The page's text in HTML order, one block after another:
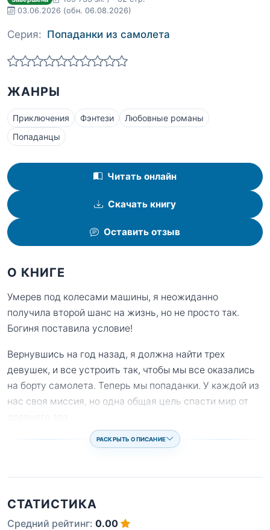
03.06.2026 (обн. 06.08.2026)
Серия: Попаданки из самолета
ЖАНРЫ
Приключения Фэнтези
Любовные романы
Попаданцы
Читать онлайн
Скачать книгу
Оставить отзыв
О КНИГЕ
Умерев под колесами машины, я неожиданно
получила второй шанс на жизнь, но не просто так.
Богиня поставила условие!
Вернувшись на год назад, я должна найти трех
девушек, и все устроить так, чтобы мы все оказались
на борту самолета. Теперь мы попаданки. У каждой из
нас своя миссия, но одна общая цель спасти мир от
РАСКРЫТЬ ОПИСАНИЕ
СТАТИСТИКА
Средний рейтинг: 0.00